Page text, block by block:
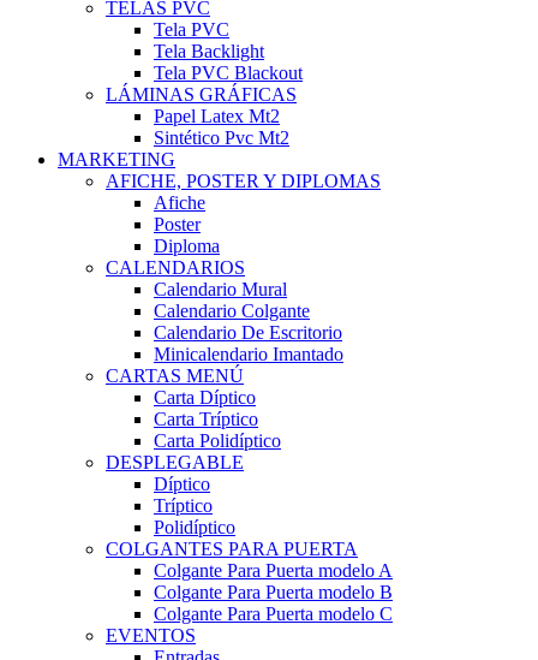
TELAS PVC
Tela PVC
Tela Backlight
Tela PVC Blackout
LÁMINAS GRÁFICAS
Papel Latex Mt2
Sintético Pvc Mt2
MARKETING
AFICHE, POSTER Y DIPLOMAS
Afiche
Poster
Diploma
CALENDARIOS
Calendario Mural
Calendario Colgante
Calendario De Escritorio
Minicalendario Imantado
CARTAS MENÚ
Carta Díptico
Carta Tríptico
Carta Polidíptico
DESPLEGABLE
Díptico
Tríptico
Polidíptico
COLGANTES PARA PUERTA
Colgante Para Puerta modelo A
Colgante Para Puerta modelo B
Colgante Para Puerta modelo C
EVENTOS